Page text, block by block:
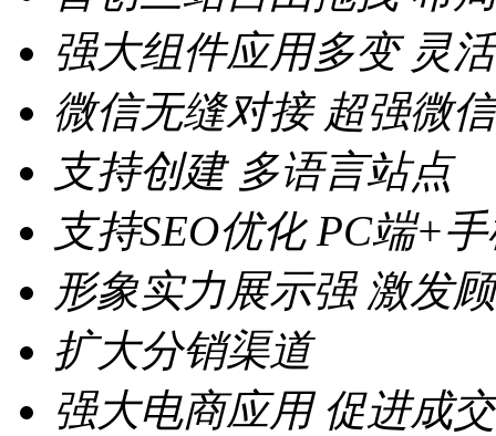
强大组件应用多变 灵
微信无缝对接 超强微
支持创建 多语言站点
支持SEO优化 PC端+
形象实力展示强 激发
扩大分销渠道
强大电商应用 促进成交